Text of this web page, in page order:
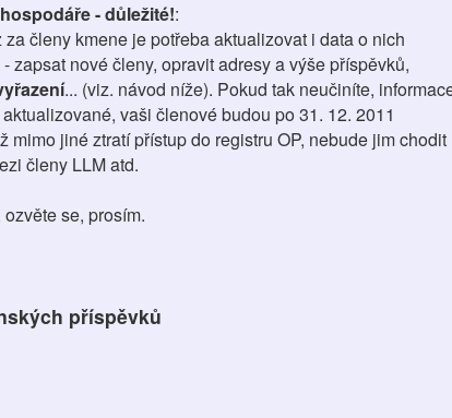
- důležité!:
členy kmene je potřeba aktualizovat i data o nich
- zapsat nové členy, opravit adresy a výše příspěvků,
... (viz. návod níže). Pokud tak neučiníte,
vaši členové budou po 31. 12. 2011
mimo jiné ztratí přístup do registru OP, nebude jim chodit
členy LLM atd.
se, prosím.
příspěvků